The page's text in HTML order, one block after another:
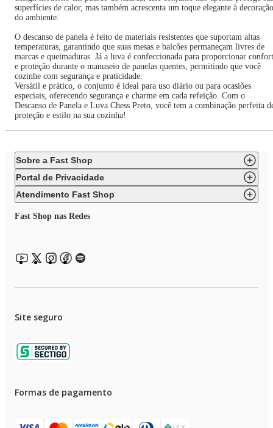
superfícies de calor, mas também acrescenta um toque elegante à decoração
do ambiente.
O descanso de panela é feito de materiais resistentes que suportam altas
temperaturas, garantindo que suas mesas e balcões permaneçam livres de
marcas e queimaduras. Já a luva é confeccionada para proporcionar
e proteção durante o manuseio de panelas quentes, permitindo que você
cozinhe com segurança e praticidade.
Versátil e prático, o conjunto é ideal para uso diário ou para ocasiões
especiais, oferecendo segurança e charme em cada refeição. Com o
Descanso de Panela e Luva Chess Preto, você tem a combinação perfeita
proteção e estilo na sua cozinha!
Sobre a Fast Shop
Portal de Privacidade
Atendimento Fast Shop
Fast Shop nas Redes
Site seguro
Formas de pagamento